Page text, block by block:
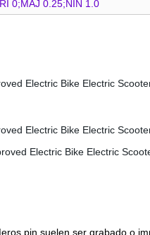
0;MAJ 0.25;NIN 1.0
pin suelen ser grabado o